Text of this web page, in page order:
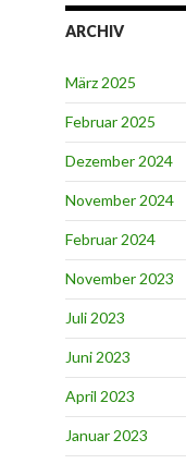
ARCHIV
März 2025
Februar 2025
Dezember 2024
November 2024
Februar 2024
November 2023
Juli 2023
Juni 2023
April 2023
Januar 2023